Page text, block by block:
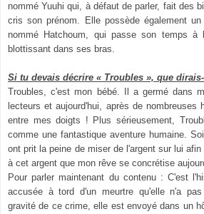
nommé Yuuhi qui, à défaut de parler, fait des
cris son prénom. Elle possède également
nommé Hatchoum, qui passe son temps à
blottissant dans ses bras.
Si tu devais décrire « Troubles », que
Troubles, c'est mon bébé. Il a germé dans
lecteurs et aujourd'hui, après de nombreuses
entre mes doigts ! Plus sérieusement,
comme une fantastique aventure humaine.
ont prit la peine de miser de l'argent sur lui
à cet argent que mon rêve se concrétise
Pour parler maintenant du contenu : C'est
accusée à tord d'un meurtre qu'elle n'a
gravité de ce crime, elle est envoyé dans un